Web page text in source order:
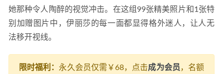
她那种令人陶醉的视觉冲击。在这组99张精美照片和1张特
别加赠图片中，伊丽莎的每一面都显得格外迷人，让人无
法移开视线。
限时福利： 永久会员仅需￥68，点击成为会员，名额